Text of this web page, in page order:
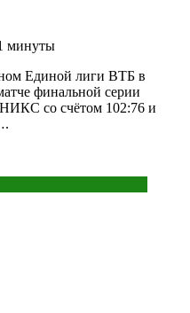
минуты
Единой лиги ВТБ в
финальной серии
со счётом 102:76 и